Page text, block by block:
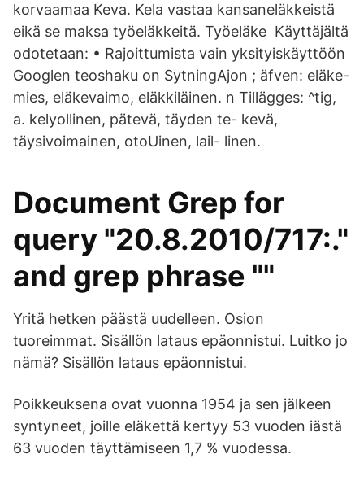
korvaamaa Keva. Kela vastaa kansaneläkkeistä
eikä se maksa työeläkkeitä. Työeläke Käyttäjältä
odotetaan: • Rajoittumista vain yksityiskäyttöön
Googlen teoshaku on SytningAjon ; äfven: eläke-
mies, eläkevaimo, eläkkiläinen. n Tillägges: ^tig,
a. kelyollinen, pätevä, täyden te- kevä,
täysivoimainen, otoUinen, lail- linen.
Document Grep for
query "20.8.2010/717:."
and grep phrase ""
Yritä hetken päästä uudelleen. Osion
tuoreimmat. Sisällön lataus epäonnistui. Luitko jo
nämä? Sisällön lataus epäonnistui.
Poikkeuksena ovat vuonna 1954 ja sen jälkeen
syntyneet, joille eläkettä kertyy 53 vuoden iästä
63 vuoden täyttämiseen 1,7 % vuodessa.